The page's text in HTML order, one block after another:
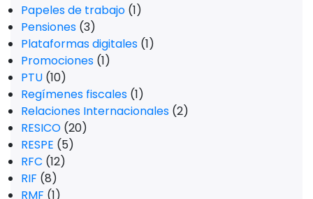
Papeles de trabajo (1)
Pensiones (3)
Plataformas digitales (1)
Promociones (1)
PTU (10)
Regímenes fiscales (1)
Relaciones Internacionales (2)
RESICO (20)
RESPE (5)
RFC (12)
RIF (8)
RMF (1)